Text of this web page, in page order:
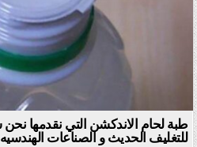
طبة لحام الاندكشن التي نقدمها
للتغليف الحديث و الصناعات